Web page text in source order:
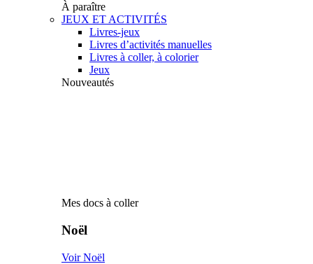
À paraître
JEUX ET ACTIVITÉS
Livres-jeux
Livres d’activités manuelles
Livres à coller, à colorier
Jeux
Nouveautés
Mes docs à coller
Noël
Voir Noël